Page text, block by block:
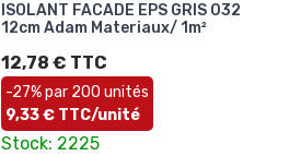
ISOLANT FACADE EPS GRIS 032
12cm Adam Materiaux/ 1m²
12,78 € TTC
-27% par 200 unités
9,33 € TTC/unité
Stock: 2225